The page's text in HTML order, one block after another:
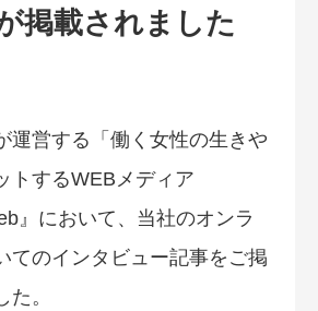
掲載されました
運営する「働く女性の生きや
トするWEBメディア
』において、当社のオンラ
てのインタビュー記事をご掲
。